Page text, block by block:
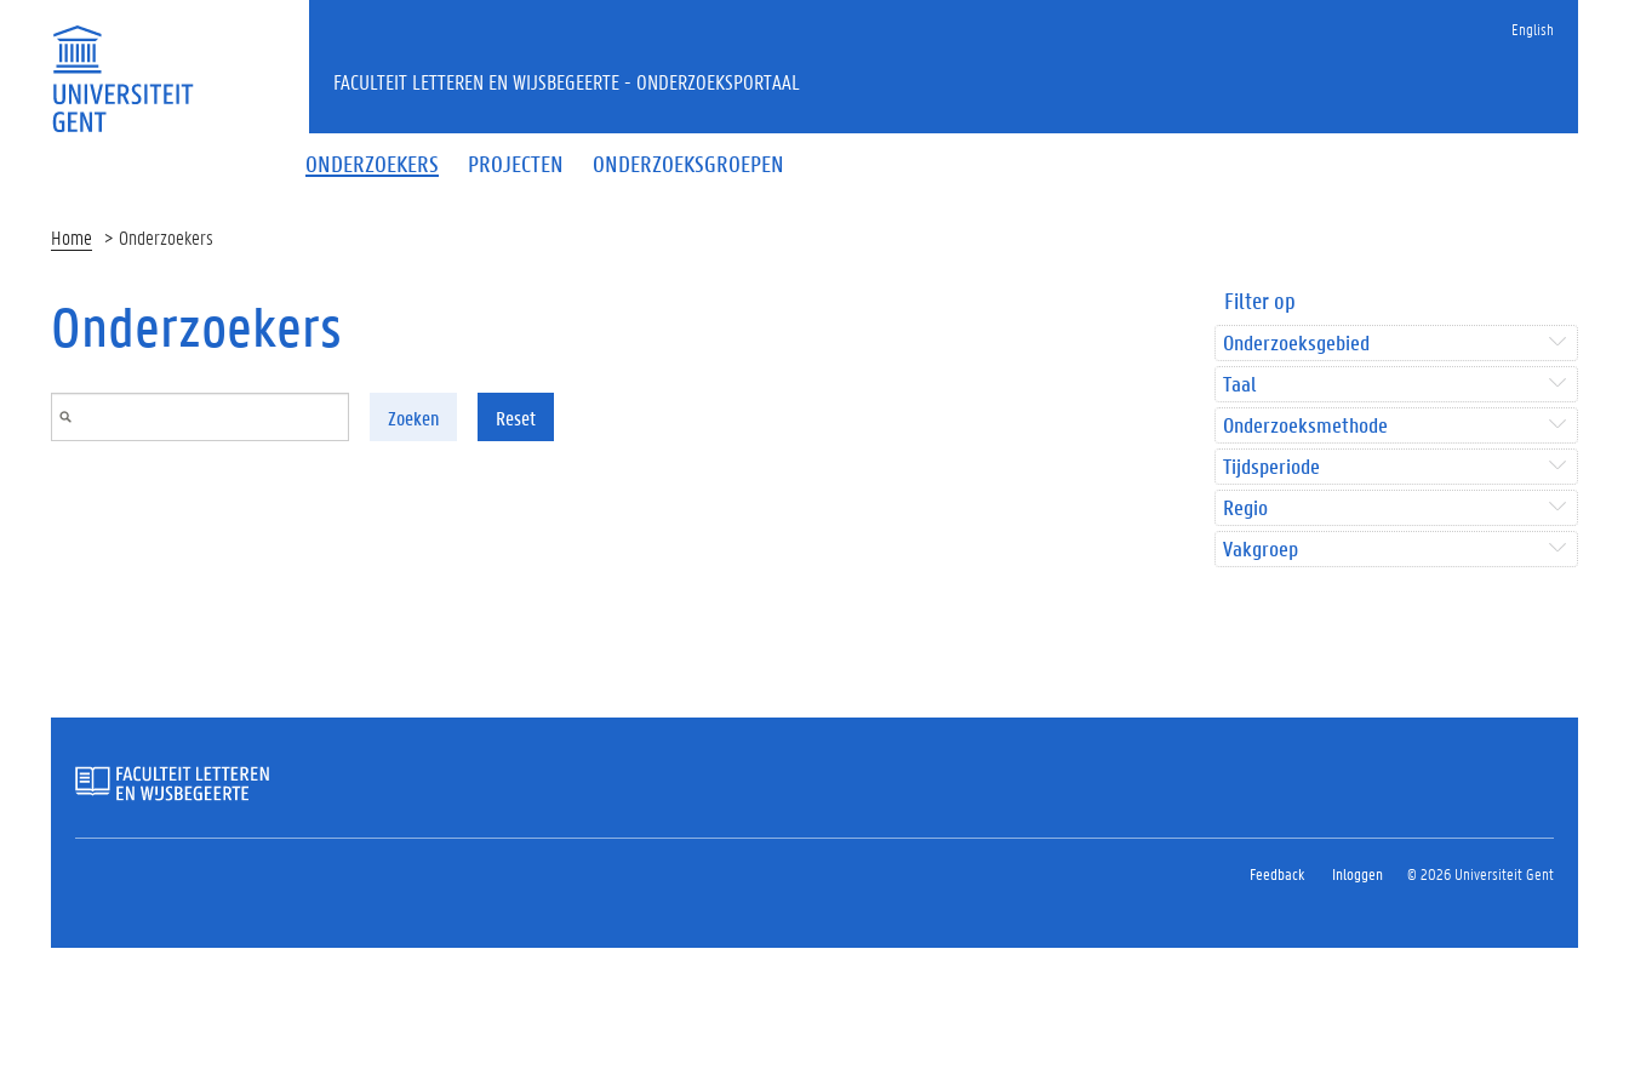
English
ONDERZOEKERS PROJECTEN ONDERZOEKSGROEPEN
FACULTEIT LETTEREN EN WIJSBEGEERTE - ONDERZOEKSPORTAAL
Home Onderzoekers
Onderzoekers
Zoeken Reset
Filter op
Onderzoeksgebied
Taal
Onderzoeksmethode
Tijdsperiode
Regio
Vakgroep
Feedback Inloggen © 2026 Universiteit Gent